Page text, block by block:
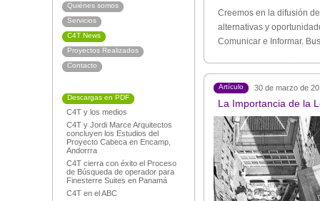
Quiénes somos
Servicios
C4T News
Proyectos Realizados
Contacto
Descargas en PDF
C4T y los medios
C4T y Jordi Marce Arquitectos
concluyen los Estudios del
Proyecto Cabeca en Encamp,
Andorrra
C4T cierra con éxito el Proceso
de Búsqueda de operador para
Finesterre Suites en Panamá
C4T en el ABC
Creemos en la difusión
alternativas y
Comunicar e Informar.
Artículo 30 de marzo de
La Importancia de la